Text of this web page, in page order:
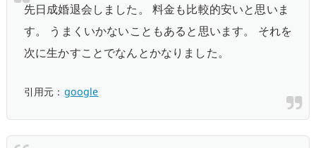
先日成婚退会しました。 料金も比較的安いと思いま
す。 うまくいかないこともあると思います。 それを
次に生かすことでなんとかなりました。
引用元： google